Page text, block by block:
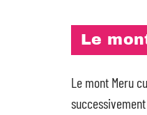
Le
Le mont Meru